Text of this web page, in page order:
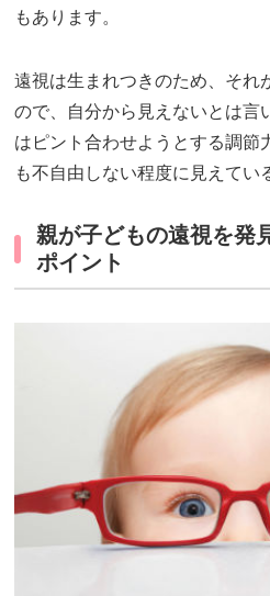
もあります。
遠視は生まれつきのため、それ
ので、自分から見えないとは言
はピント合わせようとする調節
も不自由しない程度に見えてい
親が子どもの遠視を発
ポイント